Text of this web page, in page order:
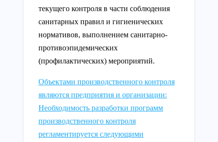
текущего контроля в части соблюдения
санитарных правил и гигиенических
нормативов, выполнением санитарно-
противоэпидемических
(профилактических) мероприятий.
Объектами производственного контроля
являются предприятия и организации:
Необходимость разработки программ
производственного контроля
регламентируется следующими